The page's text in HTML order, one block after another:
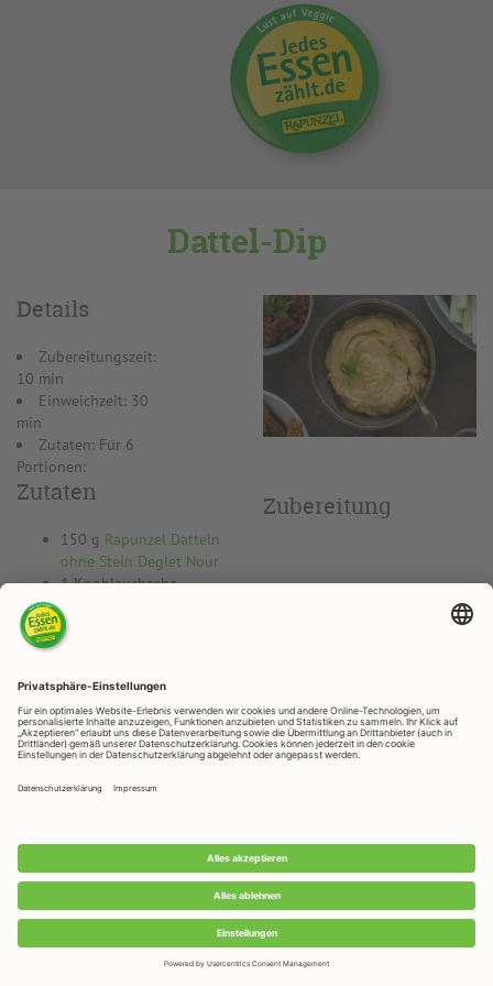
Dattel-Dip
Details
Zubereitungszeit:
10 min
Einweichzeit: 30
min
Zutaten: Für 6
Portionen:
Zutaten
150 g Rapunzel Datteln
ohne Stein Deglet Nour
1 Knoblauchzehe
150 g Schmand
150 g Frischkäse
1 TL Harissa Paste
1 TL Currypulver
½ TLRapunzel Meersalz
Zubereitung